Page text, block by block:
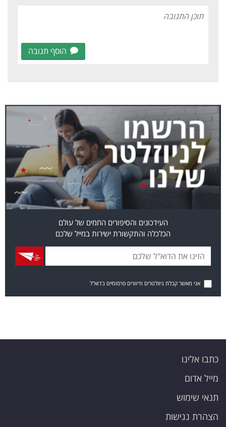
הוסף תגובה
העידכונים והסיפורים החמים של עולם
הכלכלה והתקשורת ישירות במייל שלכם
אני מאשר קבלת ניוזלטרים ודיוורים פרסומיים בדוא"ל
כתבו אלינו
מייל אדום
תנאי שימוש
הצהרת נגישות